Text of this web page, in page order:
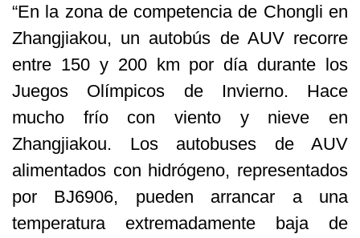
“En la zona de competencia de Chongli en
Zhangjiakou, un autobús de AUV recorre
entre 150 y 200 km por día durante los
Juegos Olímpicos de Invierno. Hace
mucho frío con viento y nieve en
Zhangjiakou. Los autobuses de AUV
alimentados con hidrógeno, representados
por BJ6906, pueden arrancar a una
temperatura extremadamente baja de